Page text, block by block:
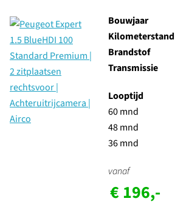
Bouwjaar
Kilometerstand
Brandstof
Transmissie
Looptijd
60 mnd
48 mnd
36 mnd
vanaf
€ 196,-